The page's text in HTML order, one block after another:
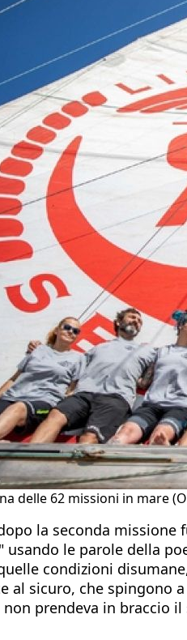
delle 62 missioni in mare
la seconda
usando le parole della
condizioni
sicuro, che spingono
prendeva in braccio